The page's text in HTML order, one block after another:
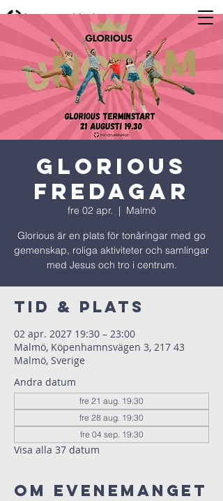
Glorious
Fredagar
fre 02 apr.
  |
Malmö
Glorious är en plats för tonåringar med go
gemenskap, roliga aktiviteter och samlingar
med Jesus och tro i centrum.
Tid & Plats
02 apr. 2027 19:30 – 23:00
Malmö, Köpenhamnsvägen 3, 217 43
Malmö, Sverige
Andra datum
fre 21 aug. 19:30
fre 28 aug. 19:30
fre 04 sep. 19:30
Visa alla 37 datum
Om evenemanget